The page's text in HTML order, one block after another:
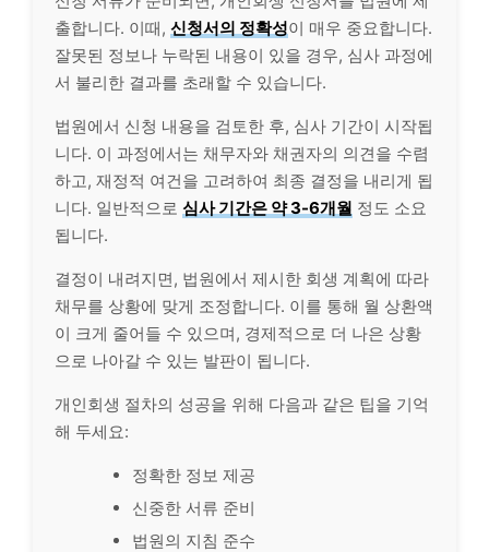
출합니다. 이때, 신청서의 정확성이 매우 중요합니다.
잘못된 정보나 누락된 내용이 있을 경우, 심사 과정에
서 불리한 결과를 초래할 수 있습니다.
법원에서 신청 내용을 검토한 후, 심사 기간이 시작됩
니다. 이 과정에서는 채무자와 채권자의 의견을 수렴
하고, 재정적 여건을 고려하여 최종 결정을 내리게 됩
니다. 일반적으로 심사 기간은 약 3-6개월 정도 소요
됩니다.
결정이 내려지면, 법원에서 제시한 회생 계획에 따라
채무를 상황에 맞게 조정합니다. 이를 통해 월 상환액
이 크게 줄어들 수 있으며, 경제적으로 더 나은 상황
으로 나아갈 수 있는 발판이 됩니다.
개인회생 절차의 성공을 위해 다음과 같은 팁을 기억
해 두세요:
정확한 정보 제공
신중한 서류 준비
법원의 지침 준수